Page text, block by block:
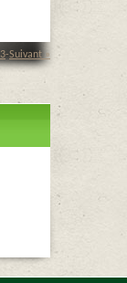
3-Suivant »